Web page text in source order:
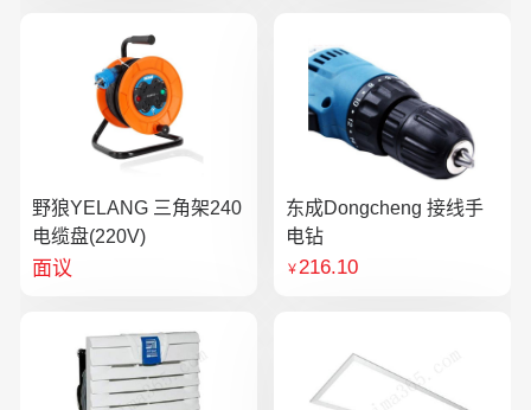
野狼YELANG 三角架240
电缆盘(220V)
面议
东成Dongcheng 接线手
电钻
￥216.10